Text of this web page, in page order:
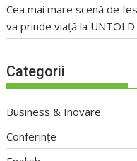
Cea mai mare scenă de
va prinde viață la
Categorii
Business & Inovare
Conferințe